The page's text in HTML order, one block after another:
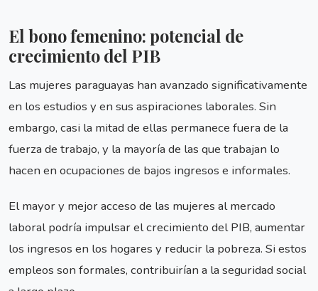
El bono femenino: potencial de
crecimiento del PIB
Las mujeres paraguayas han avanzado significativamente
en los estudios y en sus aspiraciones laborales. Sin
embargo, casi la mitad de ellas permanece fuera de la
fuerza de trabajo, y la mayoría de las que trabajan lo
hacen en ocupaciones de bajos ingresos e informales.
El mayor y mejor acceso de las mujeres al mercado
laboral podría impulsar el crecimiento del PIB, aumentar
los ingresos en los hogares y reducir la pobreza. Si estos
empleos son formales, contribuirían a la seguridad social